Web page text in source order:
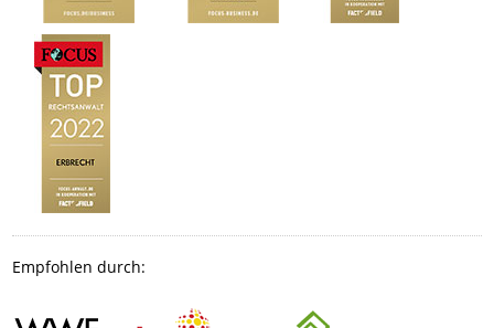
Empfohlen durch: